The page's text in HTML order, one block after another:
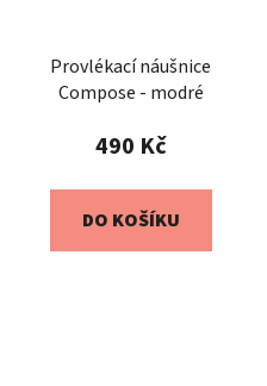
Provlékací náušnice
Compose - modré
490 Kč
DO KOŠÍKU